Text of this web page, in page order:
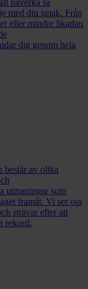
påverka så
med din smak. Från
eller mindre likadan
dig genom hela
består av olika
utmaningar som
framåt. Vi ser oss
strävar efter att
rekord.